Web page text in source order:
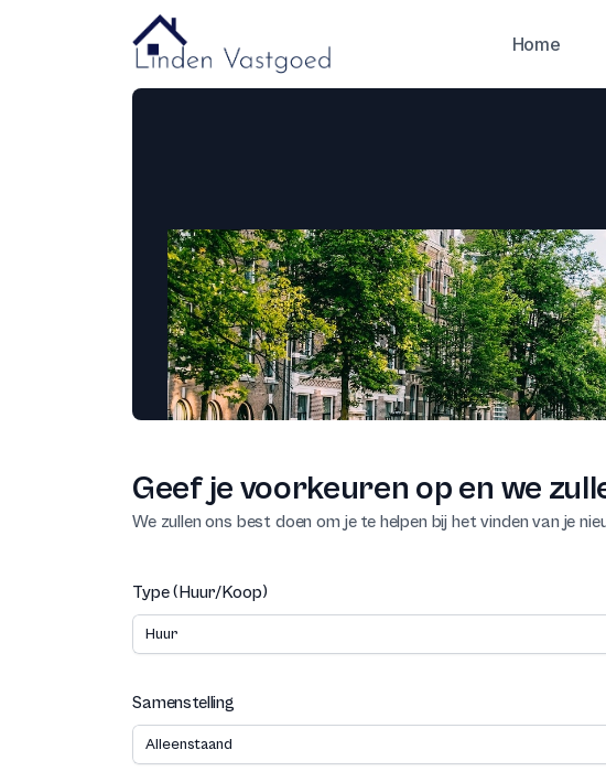
Home
Geef je voorkeuren op en we
We zullen ons best doen om je te helpen bij het vinden van je
Type (Huur/Koop)
Samenstelling